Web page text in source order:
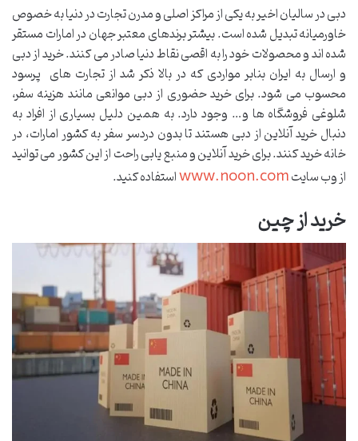
دبی در سالیان اخیر به یکی از مراکز اصلی و مدرن تجارت در دنیا به خصوص
خاورمیانه تبدیل شده است. بیشتر برندهای معتبر جهان در امارات مستقر
شده اند و محصولات خود را به اقصی نقاط دنیا صادر می کنند. خرید از دبی
و ارسال به ایران بنابر مواردی که در بالا ذکر شد از تجارت های پرسود
محسوب می شود. برای خرید حضوری از دبی موانعی مانند هزینه سفر،
شلوغی فروشگاه ها و… وجود دارد. به همین دلیل بسیاری از افراد به
دنبال خرید آنلاین از دبی هستند تا بدون دردسر سفر به کشور امارات، در
خانه خرید کنند. برای خرید آنلاین و منبع یابی راحت از این کشور می توانید
از وب سایتwww.noon.comاستفاده کنید.
خرید از چین